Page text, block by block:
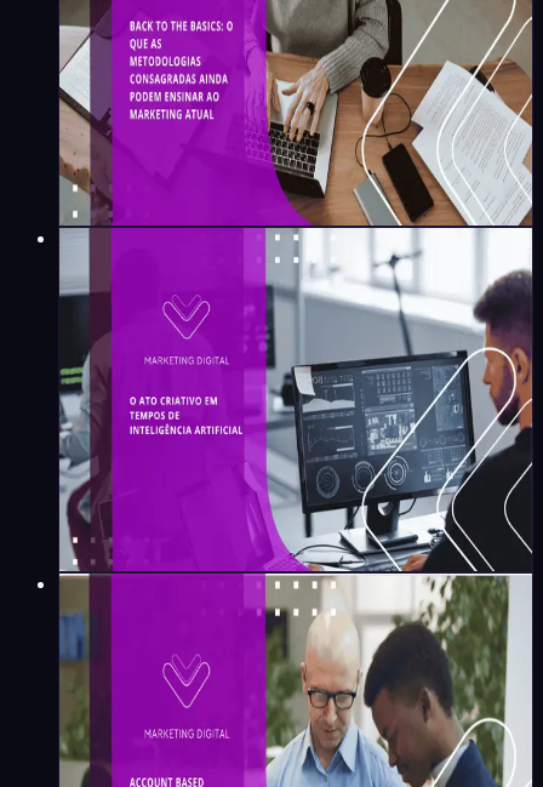
Maíra Flores 6min
O ato criativo em tempos de
Inteligência Artificial
Maíra Flores·5min
Marketing Digital
Account Based Marketing
além da campanha: a era dos
ecossistemas de
relacionamento no B2B